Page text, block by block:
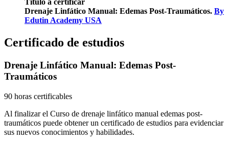
Drenaje Linfático Manual: Edemas Post-Traumáticos. By
Edutin Academy USA
Certificado de estudios
Drenaje Linfático Manual: Edemas Post-
Traumáticos
90 horas certificables
Al finalizar el Curso de drenaje linfático manual edemas post-
traumáticos puede obtener un certificado de estudios para evidenciar
sus nuevos conocimientos y habilidades.